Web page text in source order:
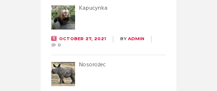
Kapucynka
OCTOBER 27, 2021 BYADMIN
0
Nosorożec